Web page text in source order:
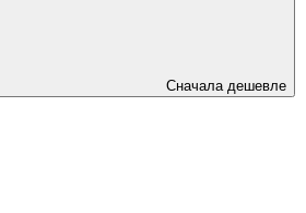
Сначала дешевле